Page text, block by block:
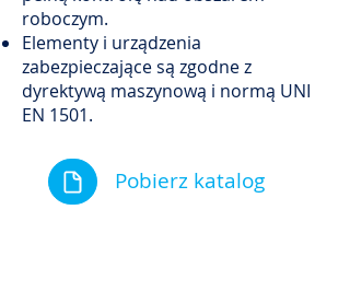
roboczym.
Elementy i urządzenia
zabezpieczające są zgodne z
dyrektywą maszynową i normą UNI
EN 1501.
Pobierz katalog